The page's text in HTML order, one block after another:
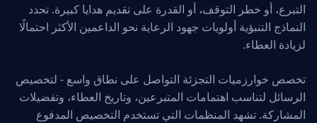
التبرع، أو خطر التوقف، أو القدرة على تقديم هدايا كبيرة. تحدد
النماذج التنبؤية أولويات جهود الرعاية نحو الداعمين الأكثر احتمالًا
لزيادة العطاء.
تخصص خوارزميات التجزئة التواصل على نطاق واسع - لتخصيص
الرسائل لتناسب اهتمامات المتبرعين، وتاريخ العطاء، وتفضيلات
المشاركة. تشهد المنظمات التي تستخدم التخصيص المدفوع